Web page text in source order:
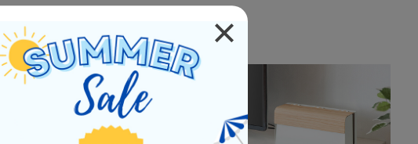
商品一覧